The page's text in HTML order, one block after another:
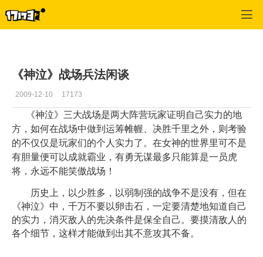
《神泣》战场兵法闲谈
2009-12-10 17173
《神泣》三大战场是两大阵营玩家证明自己实力的地
方，如何在战场中做到运筹帷幄、决胜千里之外，则考验
的不仅仅是玩家们的个人实力了。在女神的世界里可不是
有胆量便可以成就霸业，有勇无谋最多只能算是一员虎
将，永远不能笑傲战场！
历史上，以少胜多，以弱制强的战争不是没有，但在
《神泣》中，千万不要以卵击石，一定要清楚地知道自己
的实力，消灭敌人的先决条件是保全自己。要摸清敌人的
各个细节，这样才能做到出其不意攻其不备。